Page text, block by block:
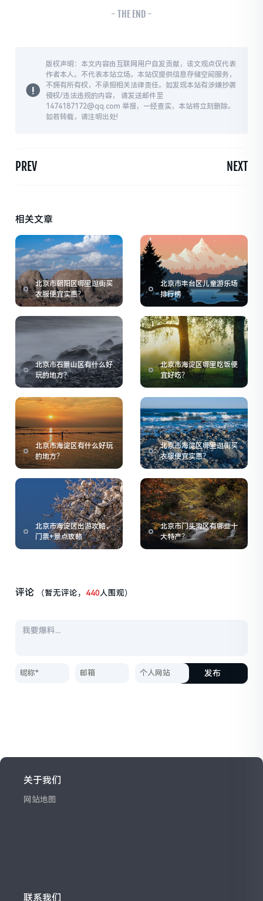
- THE END -
版权声明：本文内容由互联网用户自发贡献，该文观点仅代表
作者本人。不代表本站立场。本站仅提供信息存储空间服务，
不拥有所有权，不承担相关法律责任。如发现本站有涉嫌抄袭
侵权/违法违规的内容， 请发送邮件至
1474187172@qq.com 举报，一经查实，本站将立刻删除。
如若转载，请注明出处!
PREV NEXT
相关文章
北京市朝阳区哪里逛街买
衣服便宜实惠？
北京市丰台区儿童游乐场
排行榜
北京市石景山区有什么好
玩的地方？
北京市海淀区哪里吃饭便
宜好吃？
北京市海淀区有什么好玩
的地方？
北京市海淀区哪里逛街买
衣服便宜实惠？
北京市海淀区出游攻略，
门票+景点攻略
北京市门头沟区有哪些十
大特产？
评论 （暂无评论， 440人围观）
发布
关于我们
网站地图
联系我们